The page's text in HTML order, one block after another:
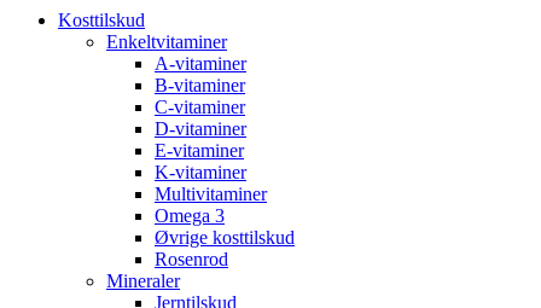
Kosttilskud
Enkeltvitaminer
A-vitaminer
B-vitaminer
C-vitaminer
D-vitaminer
E-vitaminer
K-vitaminer
Multivitaminer
Omega 3
Øvrige kosttilskud
Rosenrod
Mineraler
Jerntilskud